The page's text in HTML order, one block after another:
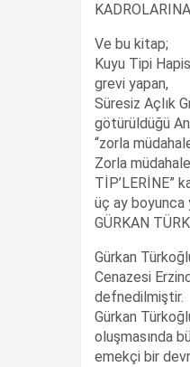
Ve bu kitap;
Kuyu Tipi
grevi yapan,
Süresiz Açlık
götürüldüğü
“zorla
Zorla
TİP’LERİNE”
üç ay boyunca
GÜRKAN
Gürkan
Cenazesi
defnedilmiştir.
Gürkan
oluşmasında
emekçi bir